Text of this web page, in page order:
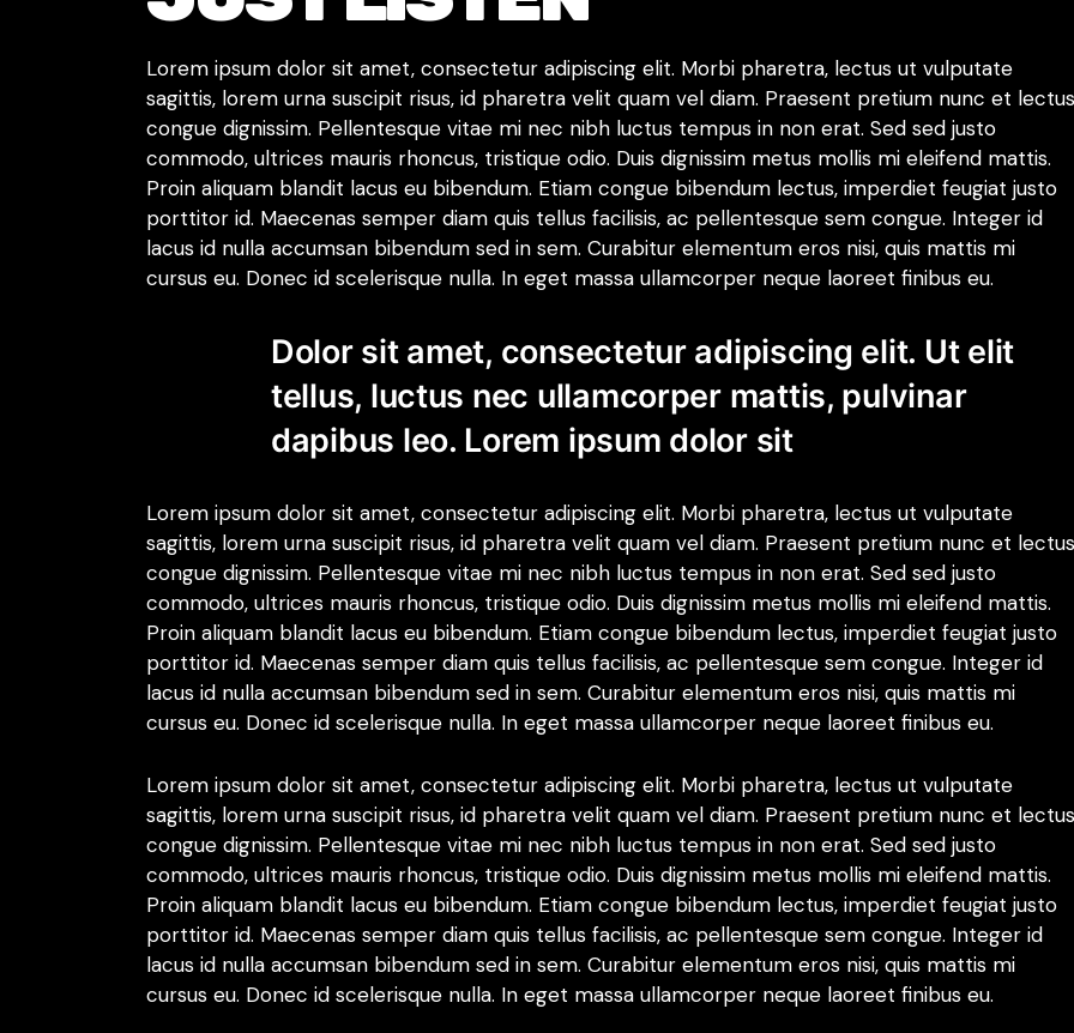
Lorem ipsum dolor sit amet, consectetur adipiscing elit. Morbi pharetra, lectus ut vulputate
sagittis, lorem urna suscipit risus, id pharetra velit quam vel diam. Praesent pretium nunc et lectus
congue dignissim. Pellentesque vitae mi nec nibh luctus tempus in non erat. Sed sed justo
commodo, ultrices mauris rhoncus, tristique odio. Duis dignissim metus mollis mi eleifend mattis.
Proin aliquam blandit lacus eu bibendum. Etiam congue bibendum lectus, imperdiet feugiat justo
porttitor id. Maecenas semper diam quis tellus facilisis, ac pellentesque sem congue. Integer id
lacus id nulla accumsan bibendum sed in sem. Curabitur elementum eros nisi, quis mattis mi
cursus eu. Donec id scelerisque nulla. In eget massa ullamcorper neque laoreet finibus eu.
Dolor sit amet, consectetur adipiscing elit. Ut elit
tellus, luctus nec ullamcorper mattis, pulvinar
dapibus leo. Lorem ipsum dolor sit
Lorem ipsum dolor sit amet, consectetur adipiscing elit. Morbi pharetra, lectus ut vulputate
sagittis, lorem urna suscipit risus, id pharetra velit quam vel diam. Praesent pretium nunc et lectus
congue dignissim. Pellentesque vitae mi nec nibh luctus tempus in non erat. Sed sed justo
commodo, ultrices mauris rhoncus, tristique odio. Duis dignissim metus mollis mi eleifend mattis.
Proin aliquam blandit lacus eu bibendum. Etiam congue bibendum lectus, imperdiet feugiat justo
porttitor id. Maecenas semper diam quis tellus facilisis, ac pellentesque sem congue. Integer id
lacus id nulla accumsan bibendum sed in sem. Curabitur elementum eros nisi, quis mattis mi
cursus eu. Donec id scelerisque nulla. In eget massa ullamcorper neque laoreet finibus eu.
Lorem ipsum dolor sit amet, consectetur adipiscing elit. Morbi pharetra, lectus ut vulputate
sagittis, lorem urna suscipit risus, id pharetra velit quam vel diam. Praesent pretium nunc et lectus
congue dignissim. Pellentesque vitae mi nec nibh luctus tempus in non erat. Sed sed justo
commodo, ultrices mauris rhoncus, tristique odio. Duis dignissim metus mollis mi eleifend mattis.
Proin aliquam blandit lacus eu bibendum. Etiam congue bibendum lectus, imperdiet feugiat justo
porttitor id. Maecenas semper diam quis tellus facilisis, ac pellentesque sem congue. Integer id
lacus id nulla accumsan bibendum sed in sem. Curabitur elementum eros nisi, quis mattis mi
cursus eu. Donec id scelerisque nulla. In eget massa ullamcorper neque laoreet finibus eu.